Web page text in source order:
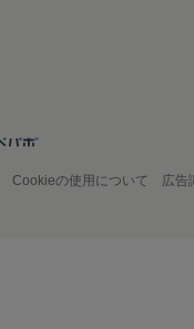
Cookieの使用について 広告